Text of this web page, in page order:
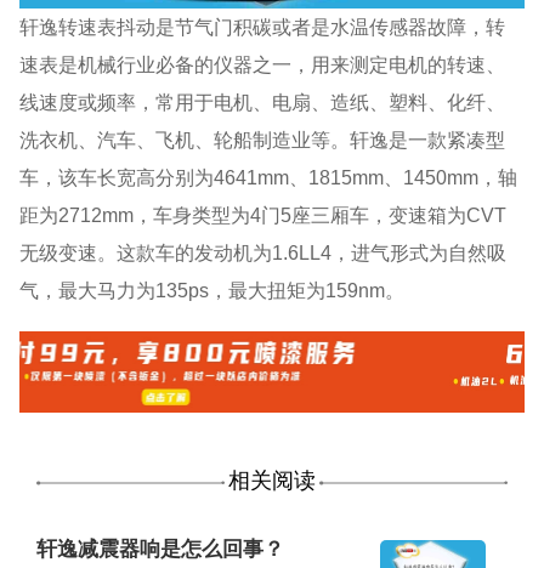
轩逸转速表抖动是节气门积碳或者是水温传感器故障，转
速表是机械行业必备的仪器之一，用来测定电机的转速、
线速度或频率，常用于电机、电扇、造纸、塑料、化纤、
洗衣机、汽车、飞机、轮船制造业等。轩逸是一款紧凑型
车，该车长宽高分别为4641mm、1815mm、1450mm，轴
距为2712mm，车身类型为4门5座三厢车，变速箱为CVT
无级变速。这款车的发动机为1.6LL4，进气形式为自然吸
气，最大马力为135ps，最大扭矩为159nm。
相关阅读
轩逸减震器响是怎么回事？